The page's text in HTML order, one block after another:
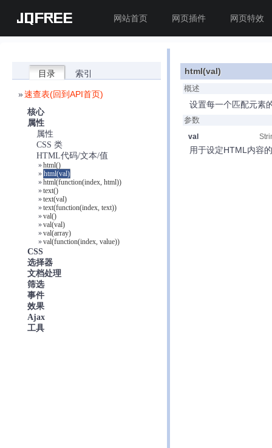
JQFREE 网站首页 网页插件 网页特效
html(val)
概述
设置每一个匹配元素
参数
val
用于设定HTML内容
目录 索引
»速查表(回到API首页)
核心
属性
属性
CSS 类
HTML代码/文本/值
»html()
» html(val)
»html(function(index, html))
»text()
»text(val)
»text(function(index, text))
»val()
»val(val)
»val(array)
»val(function(index, value))
CSS
选择器
文档处理
筛选
事件
效果
Ajax
工具